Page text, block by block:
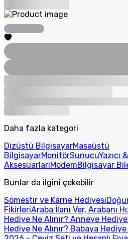
Daha fazla kategori
Dizüstü BilgisayarMasaüstü
BilgisayarMonitörSunucuYazıcı
AksesuarlarıModemBilgisayar
Bunlar da ilgini çekebilir
Sömestir ve Karne Hediyesi
FikirleriAraba İlanı Ver, Arabanı
Hediye Ne Alınır? Anneye
Hediye Ne Alınır? Babaya